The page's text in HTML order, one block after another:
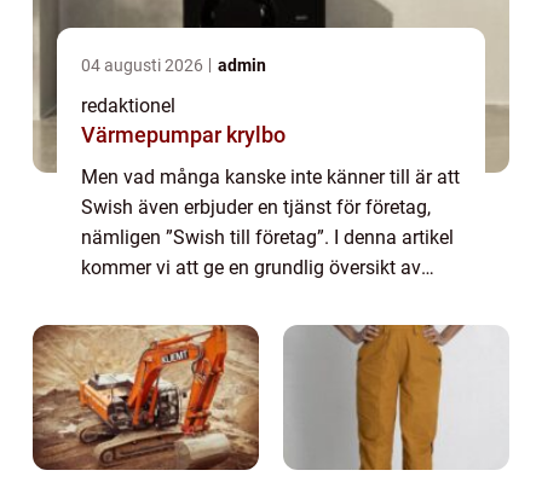
04 augusti 2026 admin
redaktionel
Värmepumpar krylbo
Men vad många kanske inte känner till är att
Swish även erbjuder en tjänst för företag,
nämligen ”Swish till företag”. I denna artikel
kommer vi att ge en grundlig översikt av
tjänsten, titta ...